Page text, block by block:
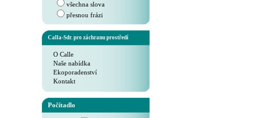
všechna slova
přesnou frázi
Calla-Sdr. pro záchranu prostředí
O Calle
Naše nabídka
Ekoporadenství
Kontakt
Počítadlo